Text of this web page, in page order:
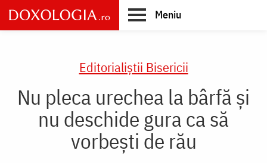
Skip
to
main
Meniu
Editorialiștii Bisericii
Nu pleca urechea la bârfă și
nu deschide gura ca să
vorbești de rău